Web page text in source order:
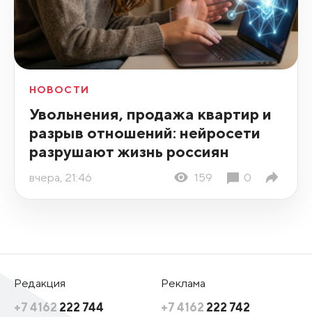
НОВОСТИ
Увольнения, продажа квартир и
разрыв отношений: нейросети
разрушают жизнь россиян
вчера, 21:46 159 0
Редакция
+7 4162 222 744
Реклама
+7 4162 222 742